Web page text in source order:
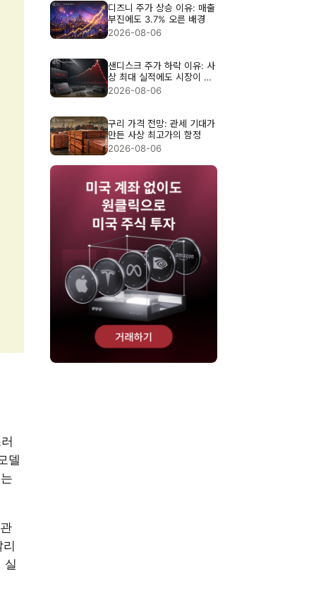
델
실
디즈니 주가 상승 이유: 매출
부진에도 3.7% 오른 배경
2026-08-06
샌디스크 주가 하락 이유: 사
상 최대 실적에도 시장이 실
망한 이유
2026-08-06
구리 가격 전망: 관세 기대가
만든 사상 최고가의 함정
2026-08-06